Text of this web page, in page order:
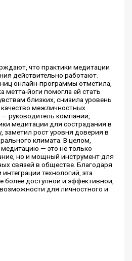
что практики медитации
действительно работают.
онлайн-программы отметила,
метта-йоги помогла ей стать
близких, снизила уровень
межличностных
руководитель компании,
медитации для сострадания в
заметил рост уровня доверия в
климата. В целом,
— это не только
но и мощный инструмент для
связей в обществе. Благодаря
технологий, эта
более доступной и эффективной,
для личностного и